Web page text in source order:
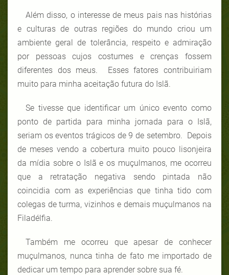
Além disso, o interesse de meus pais nas histórias
e culturas de outras regiões do mundo criou um
ambiente geral de tolerância, respeito e admiração
por pessoas cujos costumes e crenças fossem
diferentes dos meus. Esses fatores contribuiriam
muito para minha aceitação futura do Islã.
Se tivesse que identificar um único evento como
ponto de partida para minha jornada para o Islã,
seriam os eventos trágicos de 9 de setembro. Depois
de meses vendo a cobertura muito pouco lisonjeira
da mídia sobre o Islã e os muçulmanos, me ocorreu
que a retratação negativa sendo pintada não
coincidia com as experiências que tinha tido com
colegas de turma, vizinhos e demais muçulmanos na
Filadélfia.
Também me ocorreu que apesar de conhecer
muçulmanos, nunca tinha de fato me importado de
dedicar um tempo para aprender sobre sua fé.